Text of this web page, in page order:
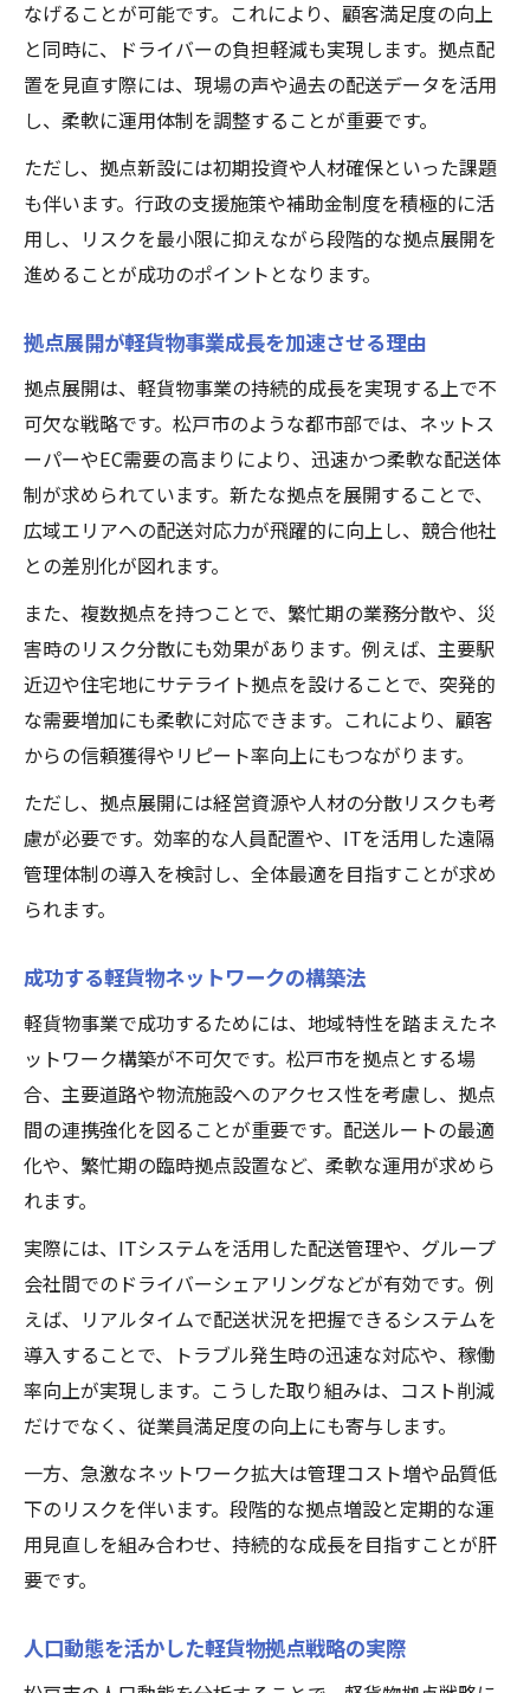
なげることが可能です。これにより、顧客満足度の向上
と同時に、ドライバーの負担軽減も実現します。拠点配
置を見直す際には、現場の声や過去の配送データを活用
し、柔軟に運用体制を調整することが重要です。
ただし、拠点新設には初期投資や人材確保といった課題
も伴います。行政の支援施策や補助金制度を積極的に活
用し、リスクを最小限に抑えながら段階的な拠点展開を
進めることが成功のポイントとなります。
拠点展開が軽貨物事業成長を加速させる理由
拠点展開は、軽貨物事業の持続的成長を実現する上で不
可欠な戦略です。松戸市のような都市部では、ネットス
ーパーやEC需要の高まりにより、迅速かつ柔軟な配送体
制が求められています。新たな拠点を展開することで、
広域エリアへの配送対応力が飛躍的に向上し、競合他社
との差別化が図れます。
また、複数拠点を持つことで、繁忙期の業務分散や、災
害時のリスク分散にも効果があります。例えば、主要駅
近辺や住宅地にサテライト拠点を設けることで、突発的
な需要増加にも柔軟に対応できます。これにより、顧客
からの信頼獲得やリピート率向上にもつながります。
ただし、拠点展開には経営資源や人材の分散リスクも考
慮が必要です。効率的な人員配置や、ITを活用した遠隔
管理体制の導入を検討し、全体最適を目指すことが求め
られます。
成功する軽貨物ネットワークの構築法
軽貨物事業で成功するためには、地域特性を踏まえたネ
ットワーク構築が不可欠です。松戸市を拠点とする場
合、主要道路や物流施設へのアクセス性を考慮し、拠点
間の連携強化を図ることが重要です。配送ルートの最適
化や、繁忙期の臨時拠点設置など、柔軟な運用が求めら
れます。
実際には、ITシステムを活用した配送管理や、グループ
会社間でのドライバーシェアリングなどが有効です。例
えば、リアルタイムで配送状況を把握できるシステムを
導入することで、トラブル発生時の迅速な対応や、稼働
率向上が実現します。こうした取り組みは、コスト削減
だけでなく、従業員満足度の向上にも寄与します。
一方、急激なネットワーク拡大は管理コスト増や品質低
下のリスクを伴います。段階的な拠点増設と定期的な運
用見直しを組み合わせ、持続的な成長を目指すことが肝
要です。
人口動態を活かした軽貨物拠点戦略の実際